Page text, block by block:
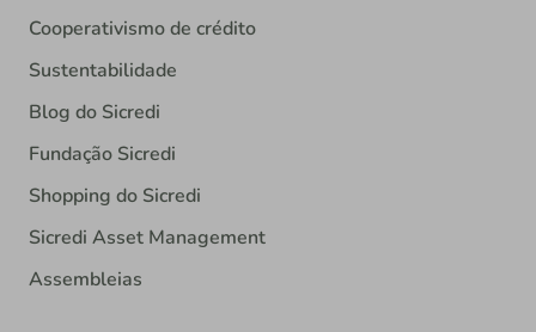
Cooperativismo de crédito
Sustentabilidade
Blog do Sicredi
Fundação Sicredi
Shopping do Sicredi
Sicredi Asset Management
Assembleias